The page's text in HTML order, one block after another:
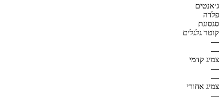
ג׳אנטים
פלדה
סגסוגת
קוטר גלגלים
—
—
צמיג קדמי
—
—
צמיג אחורי
—